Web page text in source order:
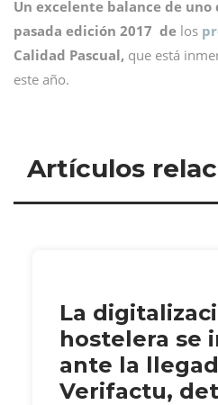
Un excelente balance de uno
pasada edición 2017 de los
Calidad Pascual, que está
este año.
Artículos
La
hostelera se
ante la
Verifactu,